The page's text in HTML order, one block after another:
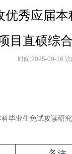
秀应届
目直硕综
时间:2025-09-16
毕业生免试攻读